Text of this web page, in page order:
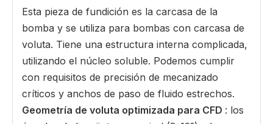
Esta pieza de fundición es la carcasa de la
bomba y se utiliza para bombas con carcasa de
voluta. Tiene una estructura interna complicada,
utilizando el núcleo soluble. Podemos cumplir
con requisitos de precisión de mecanizado
críticos y anchos de paso de fluido estrechos.
Geometría de voluta optimizada para CFD : los